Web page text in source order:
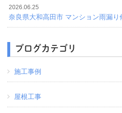
2026.06.25
奈良県大和高田市 マンション雨漏り
ブログカテゴリ
施工事例
屋根工事